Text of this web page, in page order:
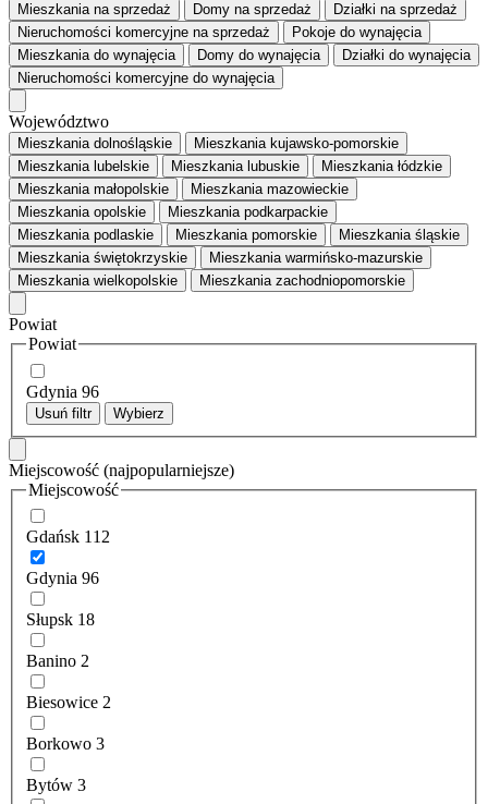
Mieszkaniana sprzedaż Domy na sprzedaż Działki na sprzedaż
Nieruchomości komercyjne na sprzedaż Pokoje do wynajęcia
Mieszkaniado wynajęcia Domy do wynajęcia Działki do wynajęcia
Nieruchomości komercyjne do wynajęcia
Województwo
Mieszkania dolnośląskie
Mieszkania kujawsko-pomorskie
Mieszkania lubelskie
Mieszkania lubuskie
Mieszkania łódzkie
Mieszkania małopolskie
Mieszkania mazowieckie
Mieszkania opolskie
Mieszkania podkarpackie
Mieszkania podlaskie
Mieszkania pomorskie
Mieszkania śląskie
Mieszkania świętokrzyskie
Mieszkania warmińsko-mazurskie
Mieszkania wielkopolskie
Mieszkania zachodniopomorskie
Powiat
Powiat
Gdynia 96
Usuń filtr Wybierz
Miejscowość (najpopularniejsze)
Miejscowość
Gdańsk 112
Gdynia 96
Słupsk 18
Banino 2
Biesowice 2
Borkowo 3
Bytów 3